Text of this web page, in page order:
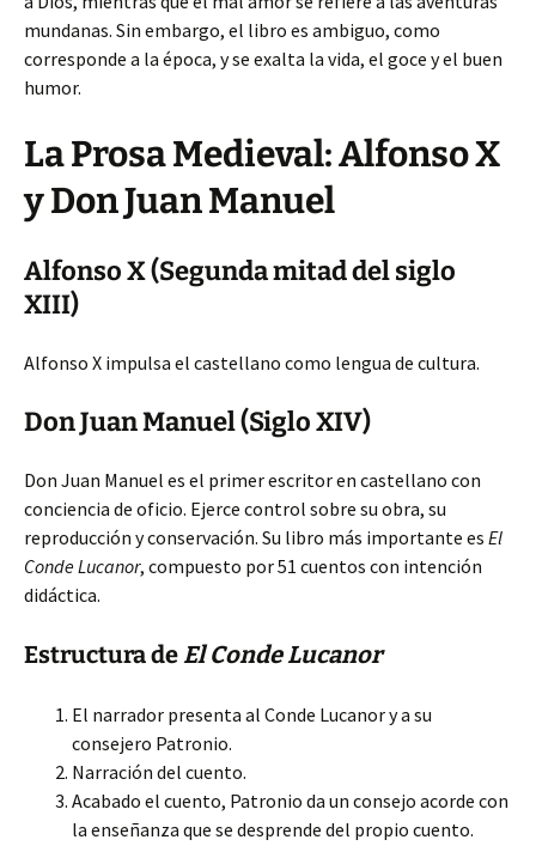
mundanas. Sin embargo, el libro es ambiguo, como
corresponde a la época, y se exalta la vida, el goce y el buen
humor.
La Prosa Medieval: Alfonso X
y Don Juan Manuel
Alfonso X (Segunda mitad del siglo
XIII)
Alfonso X impulsa el castellano como lengua de cultura.
Don Juan Manuel (Siglo XIV)
Don Juan Manuel es el primer escritor en castellano con
conciencia de oficio. Ejerce control sobre su obra, su
reproducción y conservación. Su libro más importante es El
Conde Lucanor, compuesto por 51 cuentos con intención
didáctica.
Estructura deEl Conde Lucanor
El narrador presenta al Conde Lucanor y a su
consejero Patronio.
Narración del cuento.
Acabado el cuento, Patronio da un consejo acorde con
la enseñanza que se desprende del propio cuento.